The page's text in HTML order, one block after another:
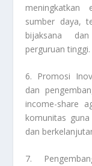
meningkatkan
sumber daya,
bijaksana
perguruan tinggi.
6. Promosi
dan
income-share
komunitas
dan
7.